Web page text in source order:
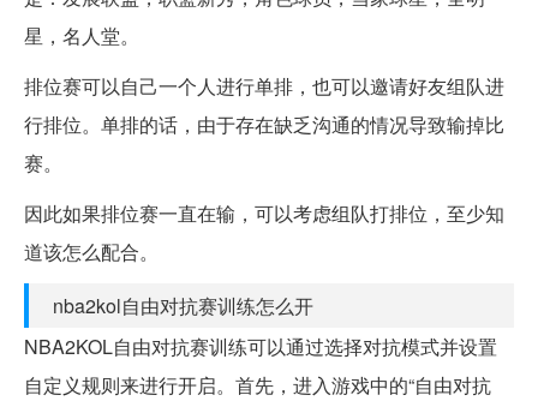
星，名人堂。
排位赛可以自己一个人进行单排，也可以邀请好友组队进
行排位。单排的话，由于存在缺乏沟通的情况导致输掉比
赛。
因此如果排位赛一直在输，可以考虑组队打排位，至少知
道该怎么配合。
nba2kol自由对抗赛训练怎么开
NBA2KOL自由对抗赛训练可以通过选择对抗模式并设置
自定义规则来进行开启。首先，进入游戏中的“自由对抗